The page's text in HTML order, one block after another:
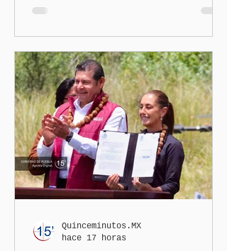
normalicen las
descalificaciones, amenazas
y mecanismos de presión
contra periodistas, al
señalar que la libertad de
expresión puede debilitarse
de manera gradual hasta
convertirse en una
restricción al ejercicio
informativo.
Quinceminutos.MX
hace 17 horas